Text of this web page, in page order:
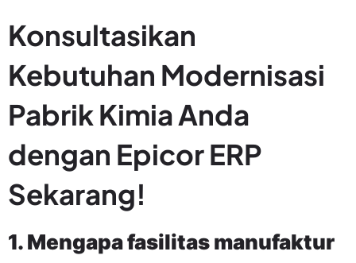
Konsultasikan
Kebutuhan Modernisasi
Pabrik Kimia Anda
dengan Epicor ERP
Sekarang!
1. Mengapa fasilitas manufaktur